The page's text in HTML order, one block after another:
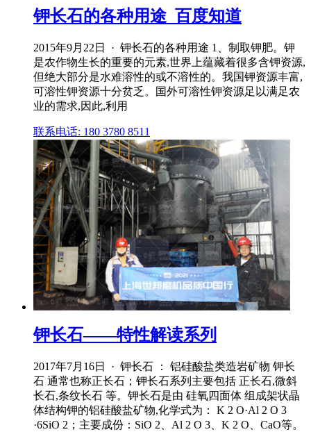
钾长石的各种用途_百度知道
2015年9月22日 · 钾长石的各种用途 1、制取钾肥。钾
是农作物生长的重要的元素,世界上蕴藏着很多含钾资源,
但绝大部分是水难溶性的或不溶性的。我国钾资源丰富,
可溶性钾资源十分贫乏。国外可溶性钾资源足以满足农
业的需求,因此,利用
联系电话: 180 3780 8511
钾长石——特性解读系列
2017年7月16日 · 钾长石 ： 铝硅酸盐类造岩矿物 钾长
石 通常也称正长石；钾长石系列主要包括 正长石,微斜
长石,条纹长石 等。钾长石是由 硅氧四面体 组成架状晶
体结构钾的铝硅酸盐矿物,化学式为： K 2 O·Al 2 O 3
·6SiO 2；主要成份：SiO 2、Al 2 O 3、K 2 O、CaO等。